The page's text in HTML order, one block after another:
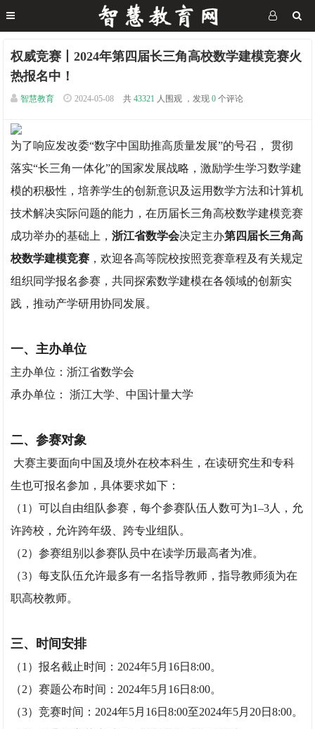
权威竞赛丨2024年第四届长三角高校数学建模竞赛火
热报名中！
智慧教育 2024-05-08 共 43321 人围观 ，发现 0 个评论
为了响应发改委“数字中国助推高质量发展”的号召， 贯彻
落实“长三角一体化”的国家发展战略，激励学生学习数学建
模的积极性，培养学生的创新意识及运用数学方法和计算机
技术解决实际问题的能力，在历届长三角高校数学建模竞赛
成功举办的基础上，浙江省数学会决定主办第四届长三角高
校数学建模竞赛 ，欢迎各高等院校按照竞赛章程及有关规定
组织同学报名参赛，共同探索数学建模在各领域的创新实
践，推动产学研用协同发展。
一、主办单位
主办单位：浙江省数学会
承办单位： 浙江大学、中国计量大学
二、参赛对象
大赛主要面向中国及境外在校本科生，在读研究生和专科
生也可报名参加，具体要求如下：
（1）可以自由组队参赛，每个参赛队伍人数可为1–3人，允
许跨校，允许跨年级、跨专业组队。
（2）参赛组别以参赛队员中在读学历最高者为准。
（3）每支队伍允许最多有一名指导教师，指导教师须为在
职高校教师。
三、时间安排
（1）报名截止时间：2024年5月16日8:00。
（2）赛题公布时间：2024年5月16日8:00。
（3）竞赛时间：2024年5月16日8:00至2024年5月20日8:00。